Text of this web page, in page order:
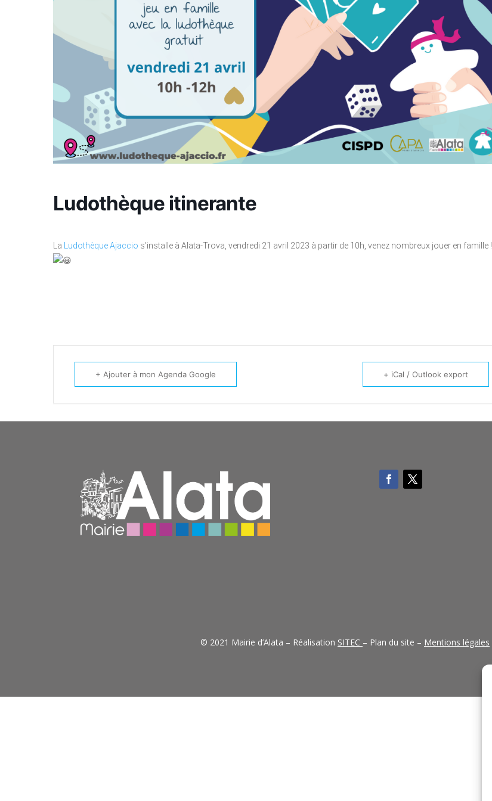
Ludothèque itinerante
La Ludothèque Ajaccio s’installe à Alata-Trova, vendredi 21 avril 2023 à partir de 10h, venez nombreux jouer en famille !
+ Ajouter à mon Agenda Google + iCal / Outlook export
© 2021 Mairie d’Alata – Réalisation SITEC – Plan du site – Mentions légales